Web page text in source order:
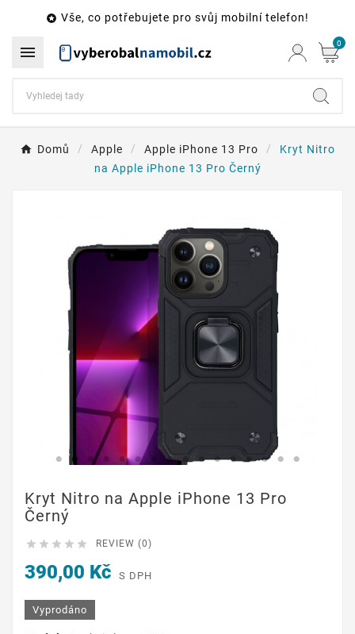
 Vše, co potřebujete pro svůj mobilní telefon!
 0
Domů Apple Apple iPhone 13 Pro
Kryt Nitro
na Apple iPhone 13 Pro Černý
Kryt Nitro na Apple iPhone 13 Pro
Černý
     REVIEW (0)
390,00 Kč S DPH
Vyprodáno